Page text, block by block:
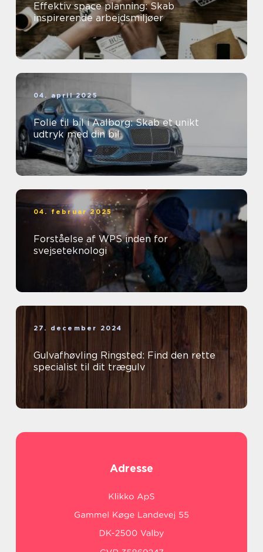
Effektiv space planning: Skab
inspirerende arbejdsmiljøer
04. april 2025
Folie til bil i Aalborg: Skab et unikt
udtryk med din bil
04. februar 2025
Forståelse af WPS inden for
svejseteknologi
27. december 2024
Gulvafhøvling Ringsted: Find den rette
specialist til dit trægulv
Adresse